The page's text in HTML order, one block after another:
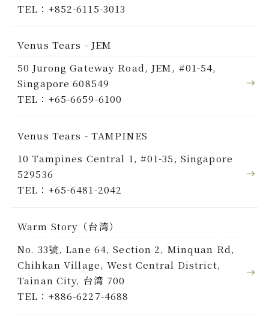
TEL：+852-6115-3013
Venus Tears - JEM
50 Jurong Gateway Road, JEM, #01-54,
Singapore 608549
TEL：+65-6659-6100
Venus Tears - TAMPINES
10 Tampines Central 1, #01-35, Singapore
529536
TEL：+65-6481-2042
Warm Story（台湾）
No. 33號, Lane 64, Section 2, Minquan Rd,
Chihkan Village, West Central District,
Tainan City, 台湾 700
TEL：+886-6227-4688